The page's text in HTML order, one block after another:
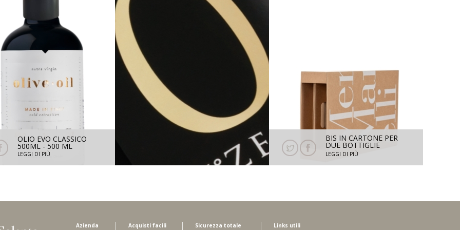
OLIO EVO CLASSICO
500ML - 500 ML
LEGGI DI PIÙ
NEGROAMARO 2024 -
BIS IN CARTONE PER
DUE BOTTIGLIE
MENHIR MARANGELLI
LEGGI DI PIÙ
Azienda Acquisti facili Sicurezza totale Links utili